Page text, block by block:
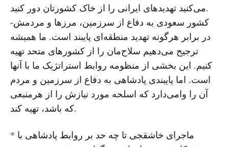
می‌کنید تهدیدهای ایرانی را از خاک کشورتان دور کنید.
-کشور سعودی به دفاع از سرزمین، مرزها و مردمش
در برابر هرگونه تهدید منطقه‌ای پایبند است. ما همیشه
ترجیح می‌دهیم سلاح‌مان را از کشورهای متحد تهیه
کنیم. این بخشی از منظومه روابط استراتژیک ما با آنها
است. اما پایبندی پادشاهی به دفاع از سرزمین و مردم
آن را وامی‌دارد که اسلحه مورد نیازش را از هرمنبعی
که باشد، تهیه کند.
* ماجرای خاشقجی تا چه حد بر روابط پادشاهی با